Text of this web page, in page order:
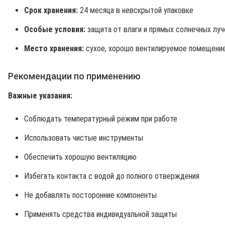
Срок хранения: 24 месяца в невскрытой упаковке
Особые условия: защита от влаги и прямых солнечных
Место хранения: сухое, хорошо вентилируемое
Рекомендации по применению
Важные указания:
Соблюдать температурный режим при работе
Использовать чистые инструменты
Обеспечить хорошую вентиляцию
Избегать контакта с водой до полного отверждения
Не добавлять посторонние компоненты
Применять средства индивидуальной защиты